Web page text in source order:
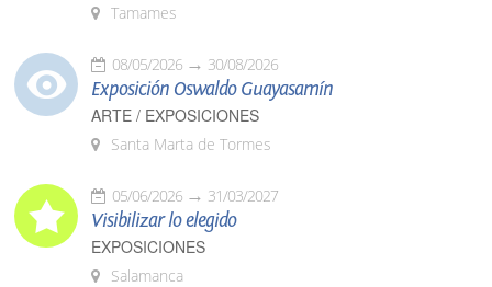
Tamames
08/05/2026 30/08/2026
Exposición Oswaldo Guayasamín
ARTE / EXPOSICIONES
Santa Marta de Tormes
05/06/2026 31/03/2027
Visibilizar lo elegido
EXPOSICIONES
Salamanca